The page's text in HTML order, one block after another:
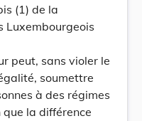
(1) de la
Luxembourgeois
peut, sans violer le
soumettre
à des régimes
la différence